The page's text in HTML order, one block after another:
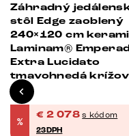
-
Záhradný
stôl Edge zaoblený
240×120 cm
Laminam®
Extra Lucidato
tmavohnedá
podstava obdĺžnik
čierna
%
€ 2 078 s kódom
23DPH